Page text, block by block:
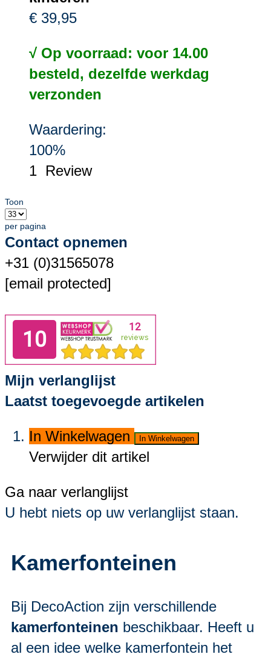
€ 39,95
√ Op voorraad: voor 14.00
besteld, dezelfde werkdag
verzonden
Waardering:
100%
1 Review
Toon
per pagina
Contact opnemen
+31 (0)31565078
[email protected]
Mijn verlanglijst
Laatst toegevoegde artikelen
In Winkelwagen In Winkelwagen
Verwijder dit artikel
Ga naar verlanglijst
U hebt niets op uw verlanglijst staan.
Kamerfonteinen
Bij DecoAction zijn verschillende
kamerfonteinen beschikbaar. Heeft u
al een idee welke kamerfontein het